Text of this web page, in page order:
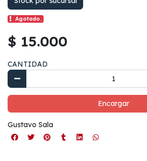
Agotado.
$ 15.000
CANTIDAD
Encargar
Gustavo Sala